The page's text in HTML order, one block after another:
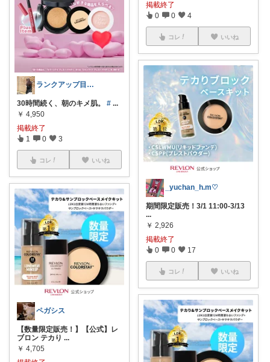
ランクアップ目指して今月頑張ります🔥
30時間続く、朝のキメ肌。 # ...
￥ 4,950
掲載終了
1 0 3
コレ いいね
ペガシス
【数量限定販売！】【公式】レ
ブロン テカり ...
￥ 4,705
掲載終了
0 0 4
コレ いいね
_yuchan_h.m♡
期間限定販売！3/1 11:00-3/13
...
￥ 2,926
掲載終了
0 0 17
コレ いいね